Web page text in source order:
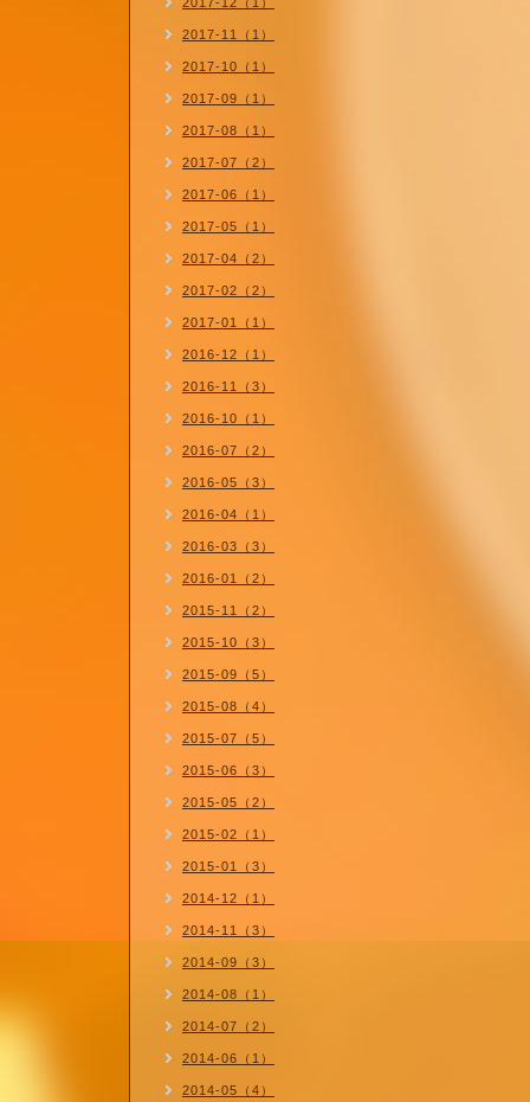
2017-11（1）
2017-10（1）
2017-09（1）
2017-08（1）
2017-07（2）
2017-06（1）
2017-05（1）
2017-04（2）
2017-02（2）
2017-01（1）
2016-12（1）
2016-11（3）
2016-10（1）
2016-07（2）
2016-05（3）
2016-04（1）
2016-03（3）
2016-01（2）
2015-11（2）
2015-10（3）
2015-09（5）
2015-08（4）
2015-07（5）
2015-06（3）
2015-05（2）
2015-02（1）
2015-01（3）
2014-12（1）
2014-11（3）
2014-09（3）
2014-08（1）
2014-07（2）
2014-06（1）
2014-05（4）